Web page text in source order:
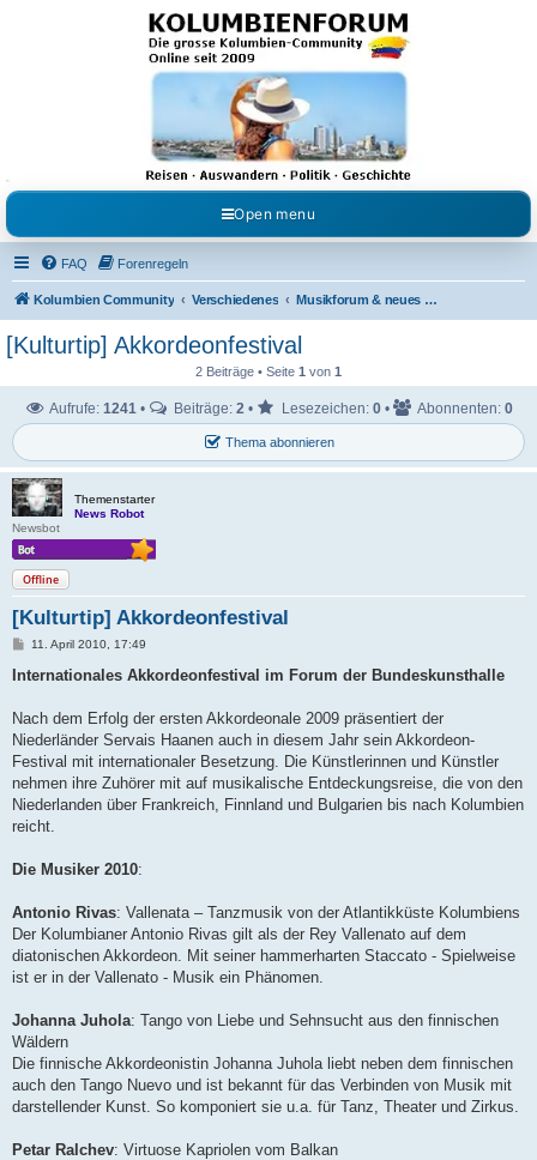
Kolumbienforum - Das
grosse Forum der
Freunde Kolumbiens
Reisen, Auswandern, Kultur, Politik, Geschichte und Visum in Kolumbien und Venezuela.
Austausch, Erfahrungen und Gemeinschaft im Kolumbienforum
Open menu
FAQ Forenregeln
Kolumbien Community Verschiedenes Musikforum & neues aus dem Showgeschäft
[Kulturtip] Akkordeonfestival
2 Beiträge • Seite 1 von 1
Thema abonnieren
Aufrufe: 1241 • Beiträge: 2 • Lesezeichen: 0• Abonnenten: 0
Themenstarter
News Robot
Newsbot
Offline
[Kulturtip] Akkordeonfestival
B
i
a
11. April 2010, 17:49
Internationales Akkordeonfestival im Forum der Bundeskunsthalle
Nach dem Erfolg der ersten Akkordeonale 2009 präsentiert der
Niederländer Servais Haanen auch in diesem Jahr sein Akkordeon-
Festival mit internationaler Besetzung. Die Künstlerinnen und Künstler
nehmen ihre Zuhörer mit auf musikalische Entdeckungsreise, die von den
Niederlanden über Frankreich, Finnland und Bulgarien bis nach Kolumbien
reicht.
Die Musiker 2010:
Antonio Rivas: Vallenata – Tanzmusik von der Atlantikküste Kolumbiens
Der Kolumbianer Antonio Rivas gilt als der Rey Vallenato auf dem
diatonischen Akkordeon. Mit seiner hammerharten Staccato - Spielweise
ist er in der Vallenato - Musik ein Phänomen.
Johanna Juhola: Tango von Liebe und Sehnsucht aus den finnischen
Wäldern
Die finnische Akkordeonistin Johanna Juhola liebt neben dem finnischen
auch den Tango Nuevo und ist bekannt für das Verbinden von Musik mit
darstellender Kunst. So komponiert sie u.a. für Tanz, Theater und Zirkus.
Petar Ralchev: Virtuose Kapriolen vom Balkan